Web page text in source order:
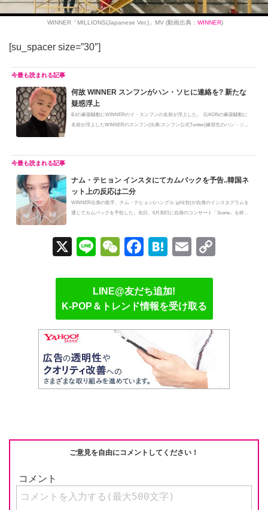
WINNER「MILLIONS(Japanese Ver.)」MV (動画出典：WINNER)
[su_spacer size=”30″]
何故 WINNER スンフンがハン・ソヒに連絡を? 新たな
疑惑浮上
B.Iの麻薬騒動にWINNERのイ・スンフンの名前が浮上した。 元iKONの麻薬騒動に
名前が浮上したWINNERのスンフン(出典:スンフン公式Twitter)練習生のハン・ソ
ナム・テヒョン インスタにてカムバックを予告..韓国ネ
ット上の反応は二分
WINNER出身の歌手、ナム・テヒョン(ハングル 남태현)が自身のインスタグラムを
通じてカムバックを予告した。先日、6月30日に自身のコンサート「Scene」を終
X
Li
e
W
C
h
at
F
c
e
b
o
o
k
H
e
n
a
E
ail
Li
LINE@友だち追加!
K-POP＆トレンド情報を受け取る
ご意見を自由にコメントしてください！